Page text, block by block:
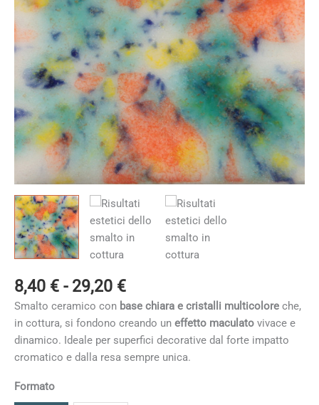
8,40 € - 29,20 €Fascia
di
prezzo:
da
8,40 €
Smalto ceramico con base chiara e cristalli multicolore che,
in cottura, si fondono creando un effetto maculato vivace e
dinamico. Ideale per superfici decorative dal forte impatto
cromatico e dalla resa sempre unica.
Formato